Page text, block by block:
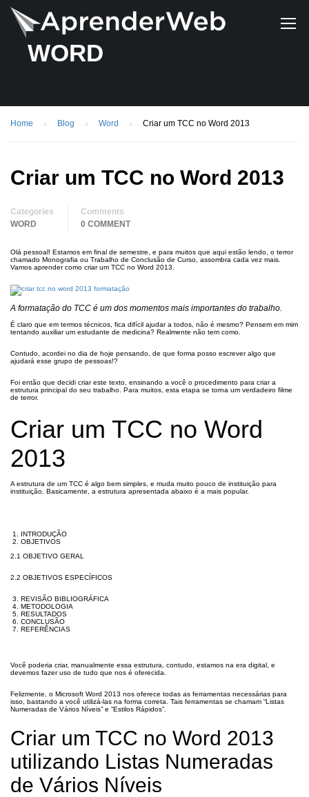
WORD
Home Blog Word Criar um TCC no Word 2013
Criar um TCC no Word 2013
Categories
WORD
Comments
0 COMMENT
Olá pessoal! Estamos em final de semestre, e para muitos que aqui estão lendo, o terror
chamado Monografia ou Trabalho de Conclusão de Curso, assombra cada vez mais.
Vamos aprender como criar um TCC no Word 2013.
A formatação do TCC é um dos momentos mais importantes do trabalho.
É claro que em termos técnicos, fica difícil ajudar a todos, não é mesmo? Pensem em mim
tentando auxiliar um estudante de medicina? Realmente não tem como.
Contudo, acordei no dia de hoje pensando, de que forma posso escrever algo que
ajudará esse grupo de pessoas!?
Foi então que decidi criar este texto, ensinando a você o procedimento para criar a
estrutura principal do seu trabalho. Para muitos, esta etapa se torna um verdadeiro filme
de terror.
Criar um TCC no Word
2013
A estrutura de um TCC é algo bem simples, e muda muito pouco de instituição para
instituição. Basicamente, a estrutura apresentada abaixo é a mais popular.
INTRODUÇÃO
OBJETIVOS
2.1 OBJETIVO GERAL
2.2 OBJETIVOS ESPECÍFICOS
REVISÃO BIBLIOGRÁFICA
METODOLOGIA
RESULTADOS
CONCLUSÃO
REFERÊNCIAS
Você poderia criar, manualmente essa estrutura, contudo, estamos na era digital, e
devemos fazer uso de tudo que nos é oferecida.
Felizmente, o Microsoft Word 2013 nos oferece todas as ferramentas necessárias para
isso, bastando a você utilizá-las na forma correta. Tais ferramentas se chamam “Listas
Numeradas de Vários Níveis” e “Estilos Rápidos”.
Criar um TCC no Word 2013
utilizando Listas Numeradas
de Vários Níveis